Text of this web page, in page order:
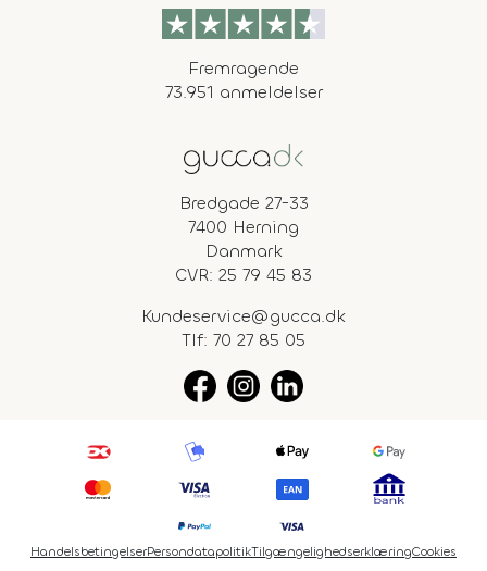
Fremragende
73.951 anmeldelser
Bredgade 27-33
7400 Herning
Danmark
CVR: 25 79 45 83
Kundeservice@gucca.dk
Tlf: 70 27 85 05
HandelsbetingelserPersondatapolitikTilgængelighedserklæringCookies